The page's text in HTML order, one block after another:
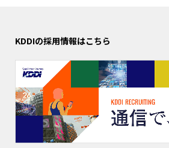
KDDIの採用情報はこちら